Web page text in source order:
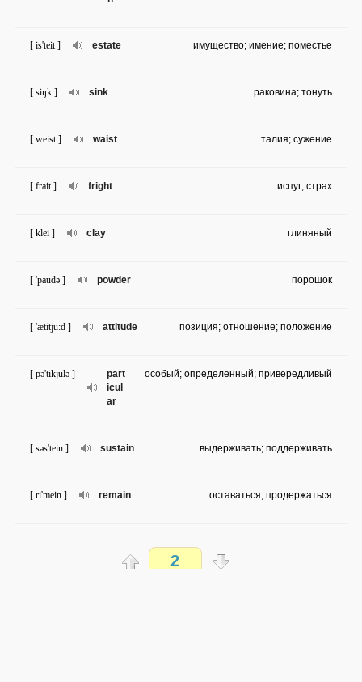
estate
[ is'teit ] имущество; имение; поместье
sink
[ siŋk ] раковина; тонуть
waist
[ weist ] талия; сужение
fright
[ frait ] испуг; страх
clay
[ klei ] глиняный
powder
[ 'paudə ] порошок
attitude
[ 'ætitju:d ] позиция; отношение; положение
part
icul
ar
[ pə'tikjulə ] особый; определенный; привередливый
sustain
[ səs'tein ] выдерживать; поддерживать
remain
[ ri'mein ] оставаться; продержаться
2